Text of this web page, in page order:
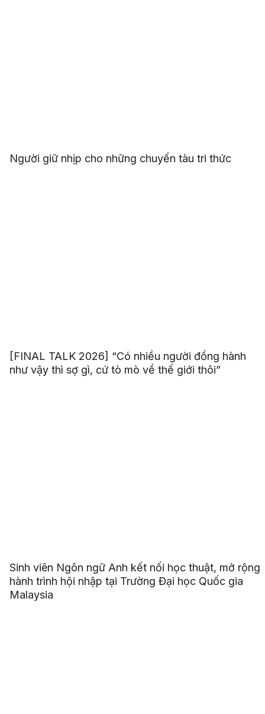
Người giữ nhịp cho những chuyến tàu tri thức
[FINAL TALK 2026] “Có nhiều người đồng hành
như vậy thì sợ gì, cứ tò mò về thế giới thôi”
Sinh viên Ngôn ngữ Anh kết nối học thuật, mở rộng
hành trình hội nhập tại Trường Đại học Quốc gia
Malaysia